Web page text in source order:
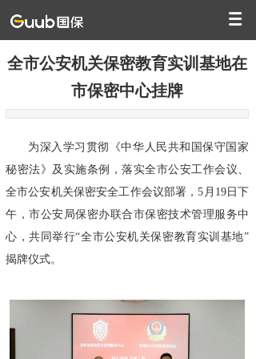
全市公安机关保密教育实训基地在
市保密中心挂牌
为深入学习贯彻《中华人民共和国保守国家
秘密法》及实施条例，落实全市公安工作会议、
全市公安机关保密安全工作会议部署，5月19日下
午，市公安局保密办联合市保密技术管理服务中
心，共同举行“全市公安机关保密教育实训基地”
揭牌仪式。